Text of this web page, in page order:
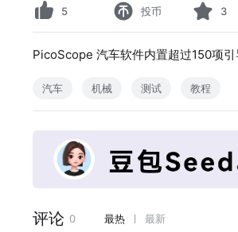
5 投币 3
PicoScope 汽车软件内置超过150项
汽车 机械 测试 教程